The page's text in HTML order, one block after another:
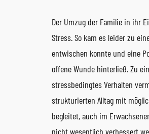
Der Umzug der Familie in ihr
Stress. So kam es leider zu
entwischen konnte und eine
offene Wunde hinterließ. Zu
stressbedingtes Verhalten
strukturierten Alltag mit
begleitet, auch im
nicht wesentlich verbessert